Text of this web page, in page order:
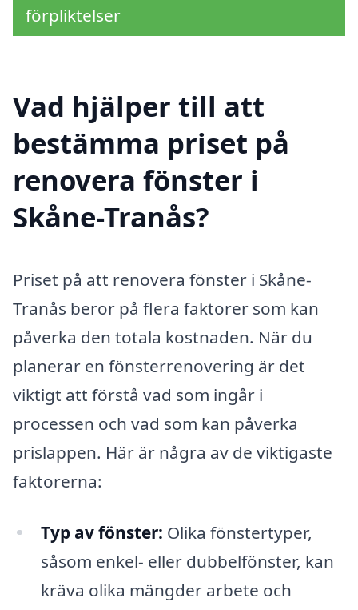
förpliktelser
Vad hjälper till att
bestämma priset på
renovera fönster i
Skåne-Tranås?
Priset på att renovera fönster i Skåne-
Tranås beror på flera faktorer som kan
påverka den totala kostnaden. När du
planerar en fönsterrenovering är det
viktigt att förstå vad som ingår i
processen och vad som kan påverka
prislappen. Här är några av de viktigaste
faktorerna:
Typ av fönster: Olika fönstertyper,
såsom enkel- eller dubbelfönster, kan
kräva olika mängder arbete och